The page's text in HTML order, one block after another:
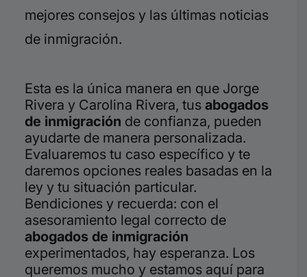
mejores consejos y las últimas noticias
de inmigración.
Esta es la única manera en que Jorge
Rivera y Carolina Rivera, tus abogados
de inmigración de confianza, pueden
ayudarte de manera personalizada.
Evaluaremos tu caso específico y te
daremos opciones reales basadas en la
ley y tu situación particular.
Bendiciones y recuerda: con el
asesoramiento legal correcto de
abogados de inmigración
experimentados, hay esperanza. Los
queremos mucho y estamos aquí para